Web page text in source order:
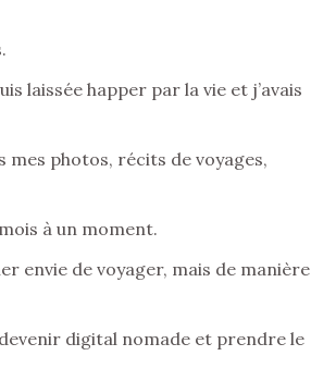
laissée happer par la vie et j’avais
mes photos, récits de voyages,
à un moment.
envie de voyager, mais de manière
digital nomade et prendre le